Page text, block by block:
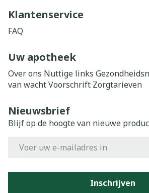
Klantenservice
FAQ
Uw apotheek
Over ons Nuttige links
van wachtVoorschrift Zorgtarieven
Nieuwsbrief
Blijf op de hoogte van nieuwe
Inschrijven